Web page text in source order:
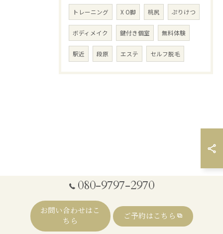
トレーニング X O脚 桃尻 ぷりけつ
ボディメイク 鍵付き個室 無料体験
駅近 段原 エステ セルフ脱毛
080-9797-2970
お問い合わせはこ
ちら
ご予約はこちら